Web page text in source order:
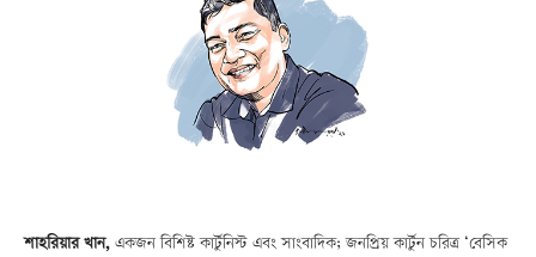
শাহরিয়ার খান,একজন বিশিষ্ট কার্টুনিস্ট এবং সাংবাদিক; জনপ্রিয় কার্টুন চরিত্র ‘বেসিক